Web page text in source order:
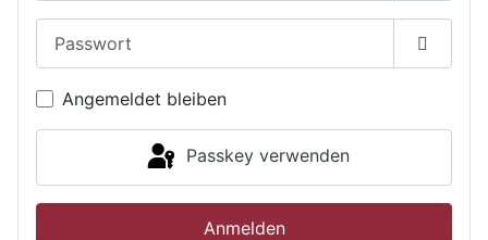
Angemeldet bleiben
Passkey verwenden
Anmelden